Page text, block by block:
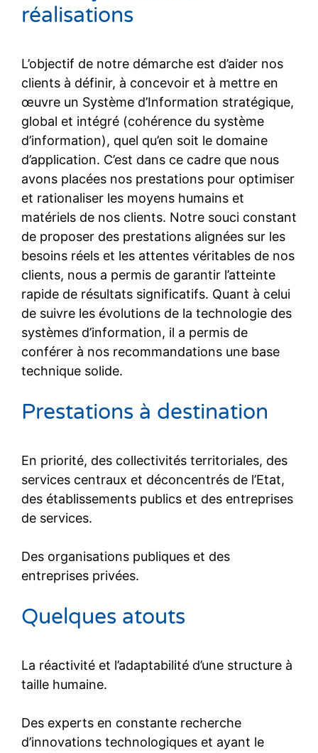
réalisations
L’objectif de notre démarche est d’aider nos
clients à définir, à concevoir et à mettre en
œuvre un Système d’Information stratégique,
global et intégré (cohérence du système
d’information), quel qu’en soit le domaine
d’application. C’est dans ce cadre que nous
avons placées nos prestations pour optimiser
et rationaliser les moyens humains et
matériels de nos clients. Notre souci constant
de proposer des prestations alignées sur les
besoins réels et les attentes véritables de nos
clients, nous a permis de garantir l’atteinte
rapide de résultats significatifs. Quant à celui
de suivre les évolutions de la technologie des
systèmes d’information, il a permis de
conférer à nos recommandations une base
technique solide.
Prestations à destination
En priorité, des collectivités territoriales, des
services centraux et déconcentrés de l’Etat,
des établissements publics et des entreprises
de services.
Des organisations publiques et des
entreprises privées.
Quelques atouts
La réactivité et l’adaptabilité d’une structure à
taille humaine.
Des experts en constante recherche
d’innovations technologiques et ayant le